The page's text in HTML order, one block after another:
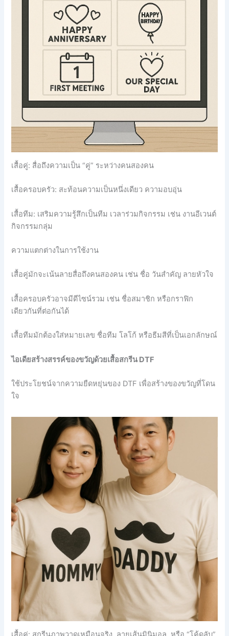
เสื้อคู่: สื่อถึงความเป็น “คู่” ระหว่างคนสองคน
เสื้อครอบครัว: สะท้อนความเป็นหนึ่งเดียว ความอบอุ่น
เสื้อทีม: เสริมความรู้สึกเป็นทีม เวลาร่วมกิจกรรม เช่น งานอีเวนต์
กิจกรรมกลุ่ม
ความแตกต่างในการใช้งาน
เสื้อคู่มักจะเน้นลายสื่อถึงคนสองคน เช่น ชื่อ วันสำคัญ ลายหัวใจ
เสื้อครอบครัวอาจมีดีไซน์รวม เช่น ชื่อสมาชิก หรือกราฟิก
เดียวกันที่ต่อกันได้
เสื้อทีมมักต้องใส่หมายเลข ชื่อทีม โลโก้ หรือธีมสีที่เป็นเอกลักษณ์
ไอเดียสร้างสรรค์ของขวัญด้วยเสื้อสกรีน DTF
ใช้ประโยชน์จากความยืดหยุ่นของ DTF เพื่อสร้างของขวัญที่โดน
ใจ